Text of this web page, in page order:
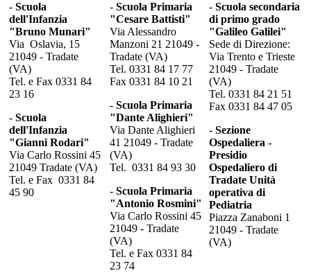
- Scuola
dell'Infanzia
"Bruno Munari"
Via Oslavia, 15
21049 - Tradate
(VA)
Tel. e Fax 0331 84
23 16
- Scuola
dell'Infanzia
"Gianni Rodari"
Via Carlo Rossini 45
21049 Tradate (VA)
Tel. e Fax 0331 84
45 90
- Scuola Primaria
"Cesare Battisti"
Via Alessandro
Manzoni 21 21049 -
Tradate (VA)
Tel. 0331 84 17 77
Fax 0331 84 10 21
- Scuola Primaria
"Dante Alighieri"
Via Dante Alighieri
41 21049 - Tradate
(VA)
Tel. 0331 84 93 30
- Scuola Primaria
"Antonio Rosmini"
Via Carlo Rossini 45
21049 - Tradate
(VA)
Tel. e Fax 0331 84
23 74
- Scuola secondaria
di primo grado
"Galileo Galilei"
Sede di Direzione:
Via Trento e Trieste
21049 - Tradate
(VA)
Tel. 0331 84 21 51
Fax 0331 84 47 05
- Sezione
Ospedaliera -
Presidio
Ospedaliero di
Tradate Unità
operativa di
Pediatria
Piazza Zanaboni 1
21049 - Tradate
(VA)